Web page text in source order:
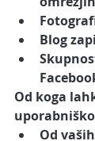
Blog
Od koga
Od